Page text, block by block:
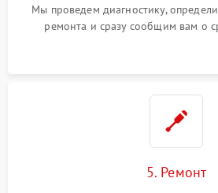
Мы проведем диагностику,
ремонта и сразу сообщим вам о
5. Ремонт